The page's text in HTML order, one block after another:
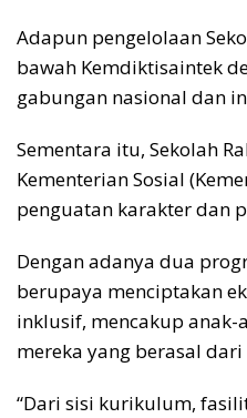
Adapun pengelolaan
bawah Kemdiktisaintek
gabungan nasional dan
Sementara itu, Sekolah
Kementerian Sosial
penguatan karakter dan
Dengan adanya dua
berupaya menciptakan
inklusif, mencakup
mereka yang berasal
“Dari sisi kurikulum,